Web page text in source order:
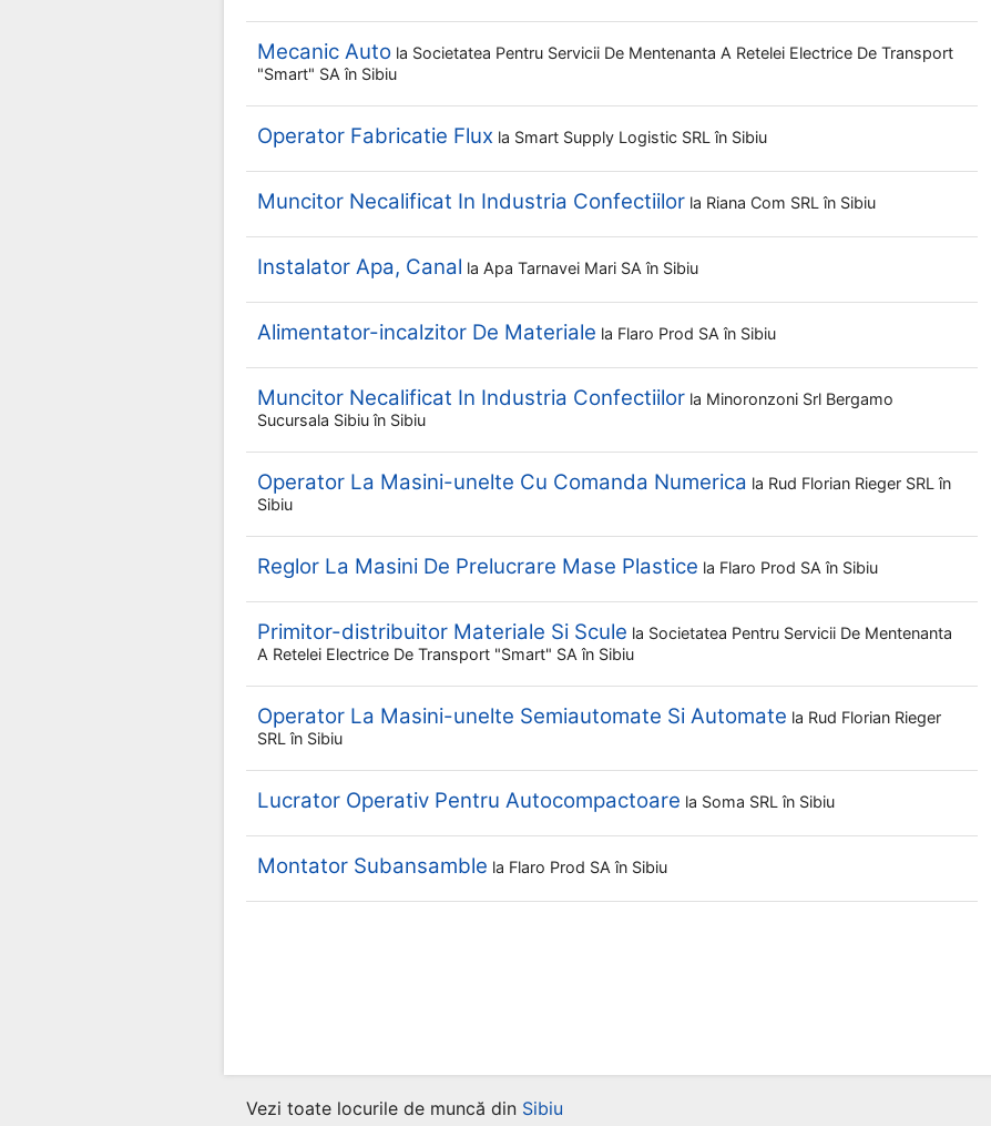
Mecanic Auto la Societatea Pentru Servicii De Mentenanta A Retelei Electrice De Transport
"smart" SA în Sibiu
Operator Fabricatie Flux la Smart Supply Logistic SRL în Sibiu
Muncitor Necalificat In Industria Confectiilor la Riana Com SRL în Sibiu
Instalator Apa, Canal la Apa Tarnavei Mari SA în Sibiu
Alimentator-incalzitor De Materiale la Flaro Prod SA în Sibiu
Muncitor Necalificat In Industria Confectiilor la Minoronzoni Srl Bergamo
Sucursala Sibiu în Sibiu
Operator La Masini-unelte Cu Comanda Numerica la Rud Florian Rieger SRL în
Sibiu
Reglor La Masini De Prelucrare Mase Plastice la Flaro Prod SA în Sibiu
Primitor-distribuitor Materiale Si Scule la Societatea Pentru Servicii De Mentenanta
A Retelei Electrice De Transport "smart" SA în Sibiu
Operator La Masini-unelte Semiautomate Si Automate la Rud Florian Rieger
SRL în Sibiu
Lucrator Operativ Pentru Autocompactoare la Soma SRL în Sibiu
Montator Subansamble la Flaro Prod SA în Sibiu
Vezi toate locurile de muncă din Sibiu